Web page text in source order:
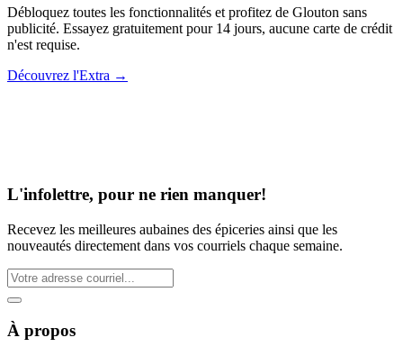
Débloquez toutes les fonctionnalités et profitez de Glouton sans
publicité. Essayez gratuitement pour 14 jours, aucune carte de crédit
n'est requise.
Découvrez l'Extra →
L'infolettre, pour ne rien manquer!
Recevez les meilleures aubaines des épiceries ainsi que les
nouveautés directement dans vos courriels chaque semaine.
À propos